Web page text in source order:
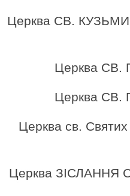
Церква СВ. КУЗЬМИ
Церква СВ.
Церква СВ.
Церква св.
Церква ЗІСЛАННЯ